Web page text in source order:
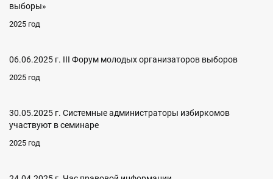
выборы»
2025 год
06.06.2025 г. III Форум молодых организаторов выборов
2025 год
30.05.2025 г. Системные администраторы избиркомов
участвуют в семинаре
2025 год